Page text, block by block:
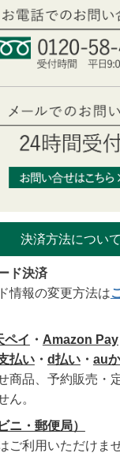
決済方法について
ド決済
情報の変更方法は
ペイ ・ Amazon Pay
払い・ d払い・ au
商品、予約販売・
ん。
ニ・郵便局）
ご利用いただけませ